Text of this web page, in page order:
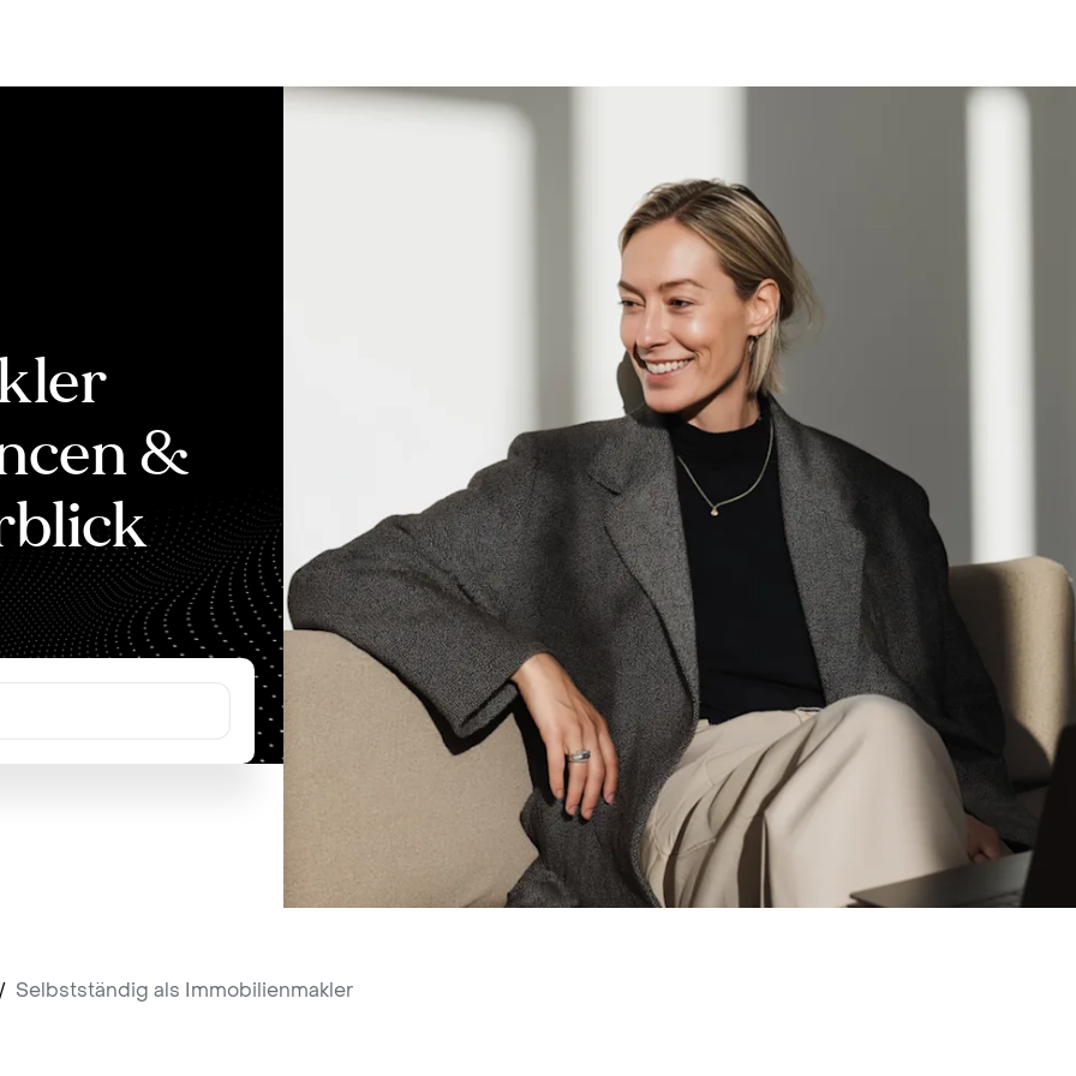
&
/ Selbstständig als Immobilienmakler